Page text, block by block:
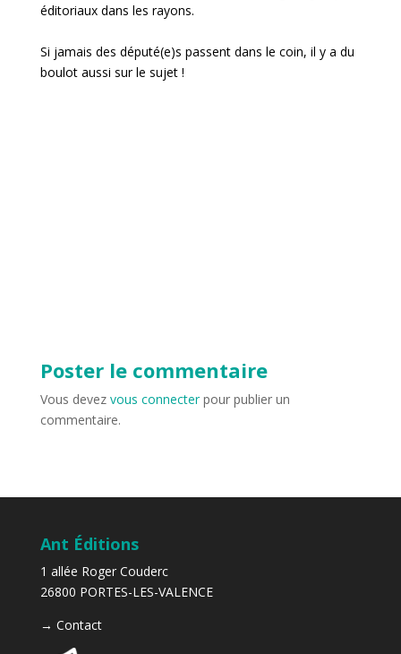
éditoriaux dans les rayons.
Si jamais des député(e)s passent dans le coin, il y a du
boulot aussi sur le sujet !
Poster le commentaire
Vous devez vous connecterpour publier un
commentaire.
Ant Éditions
1 allée Roger Couderc
26800 PORTES-LES-VALENCE
→ Contact